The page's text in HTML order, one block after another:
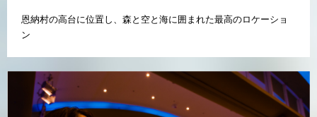
恩納村の高台に位置し、森と空と海に囲まれた最高のロケーショ
ン